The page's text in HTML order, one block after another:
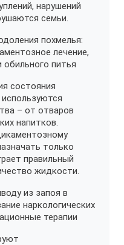
нарушений
семьи.
похмелья:
лечение,
обильного питья
состояния
– от отваров
напитков.
только
правильный
жидкости.
из запоя в
наркологических
терапии